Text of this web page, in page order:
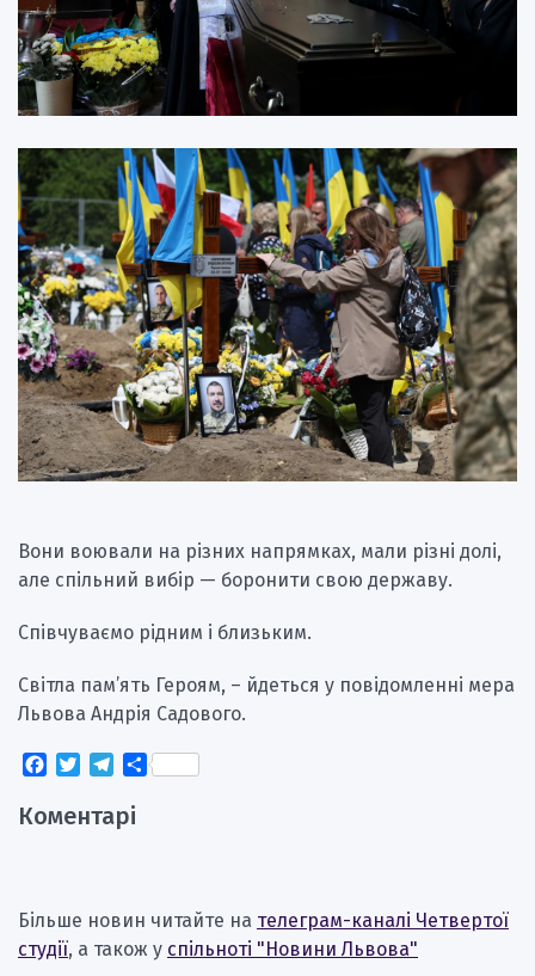
Вони воювали на різних напрямках, мали різні долі,
але спільний вибір — боронити свою державу.
Співчуваємо рідним і близьким.
Світла пам’ять Героям, – йдеться у повідомленні мера
Львова Андрія Садового.
Facebook
TwitterTelegram
Поділитися
Коментарі
Більше новин читайте на телеграм-каналі Четвертої
студії, а також у спільноті "Новини Львова"